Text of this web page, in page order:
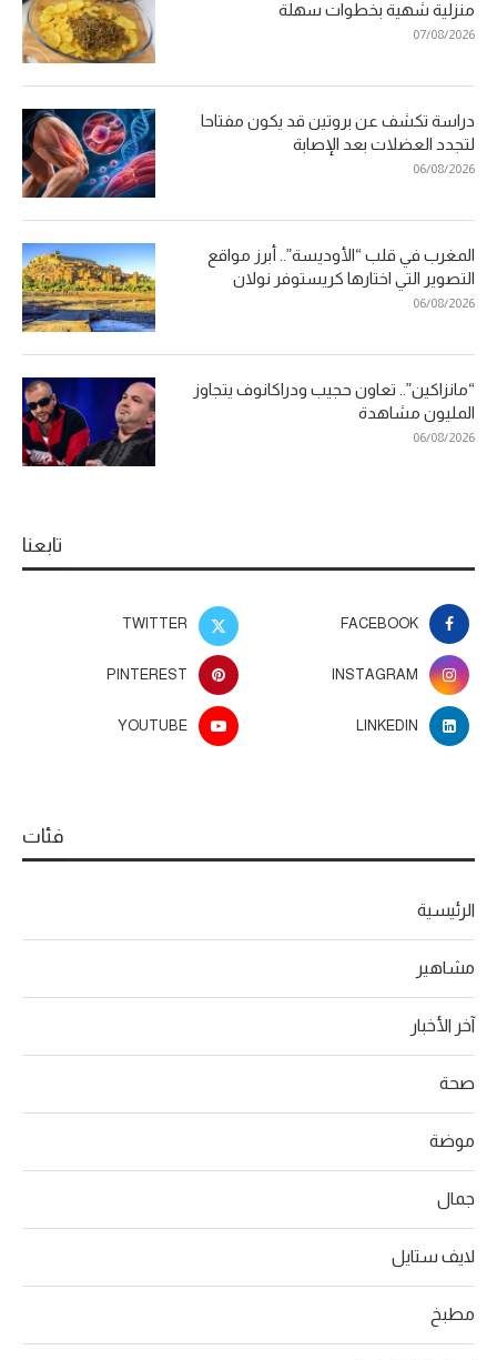
منزلية شهية بخطوات سهلة
07/08/2026
دراسة تكشف عن بروتين قد يكون مفتاحا
لتجدد العضلات بعد الإصابة
06/08/2026
المغرب في قلب “الأوديسة”.. أبرز مواقع
التصوير التي اختارها كريستوفر نولان
06/08/2026
“مانزاكين”.. تعاون حجيب ودراكانوف يتجاوز
المليون مشاهدة
06/08/2026
تابعنا
FACEBOOK
TWITTER
INSTAGRAM
PINTEREST
LINKEDIN
YOUTUBE
فئات
الرئيسية
مشاهير
آخر الأخبار
صحة
موضة
جمال
لايف ستايل
مطبخ